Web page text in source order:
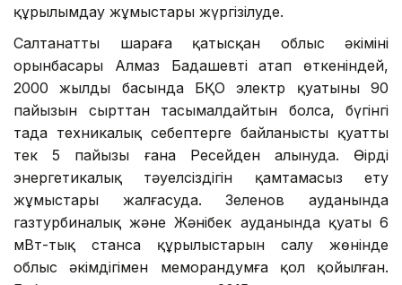
құрылымдау жұмыстары жүргізілуде.
Салтанатты шараға қатысқан облыс әкімінің
орынбасары Алмаз Бадашевтің атап өткеніндей,
2000 жылдың басында БҚО электр қуатының 90
пайызын сырттан тасымалдайтын болса, бүгінгі
таңда техникалық себептерге байланысты қуаттың
тек 5 пайызы ғана Ресейден алынуда. Өңірдің
энергетикалық тәуелсіздігін қамтамасыз ету
жұмыстары жалғасуда. Зеленов ауданында
газтурбиналық және Жәнібек ауданында қуаты 6
мВт-тық станса құрылыстарын салу жөнінде
облыс әкімдігімен меморандумға қол қойылған.